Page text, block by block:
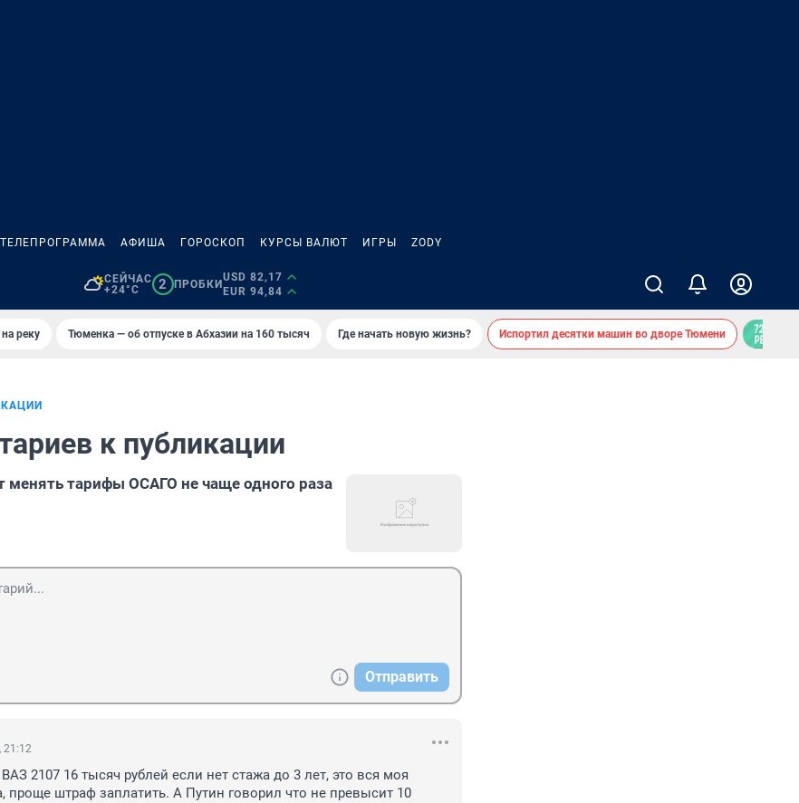
ТЕЛЕПРОГРАММА АФИША ГОРОСКОП КУРСЫ ВАЛЮТ ИГРЫ ZODY
СЕЙЧАС
+24°C
2 ПРОБКИ
USD 82,17
EUR 94,84
реку Тюменка — об отпуске в Абхазии на 160 тысяч Где начать новую жизнь? Испортил десятки машин во дворе Тюмени
к публикации
менять тарифы ОСАГО не чаще одного раза
Отправить
21:12
2107 16 тысяч рублей если нет стажа до 3 лет, это вся моя
проще штраф заплатить. А Путин говорил что не превысит 10